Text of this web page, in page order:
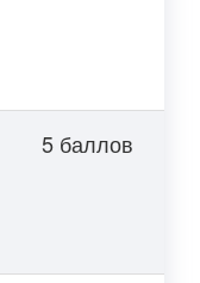
5 баллов